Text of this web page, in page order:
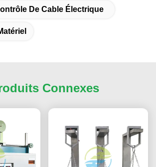
De Cable Électrique
Connexes